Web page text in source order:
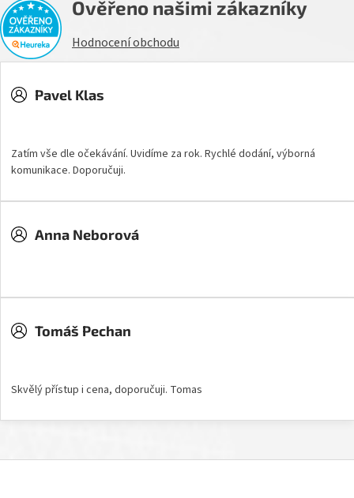
Ověřeno našimi zákazníky
Hodnocení obchodu
Pavel Klas
Zatím vše dle očekávání. Uvidíme za rok. Rychlé dodání, výborná
komunikace. Doporučuji.
Anna Neborová
Tomáš Pechan
Skvělý přístup i cena, doporučuji. Tomas